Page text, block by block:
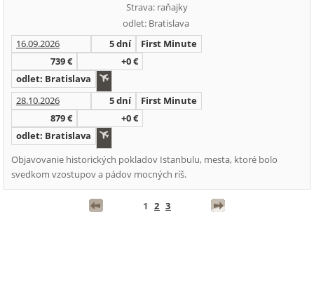
Strava: raňajky
odlet: Bratislava
16.09.2026
5 dní
First Minute
739 €
+0 €
odlet: Bratislava
28.10.2026
5 dní
First Minute
879 €
+0 €
odlet: Bratislava
Objavovanie historických pokladov Istanbulu, mesta, ktoré bolo
svedkom vzostupov a pádov mocných ríš.
1 2 3